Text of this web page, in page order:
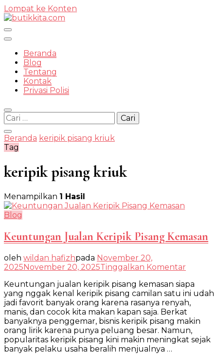
Lompat ke Konten
Beranda
Blog
Tentang
Kontak
Privasi Polisi
Cari
untuk:
Beranda keripik pisang kriuk
Tag
keripik pisang kriuk
Menampilkan 1 Hasil
Blog
Keuntungan Jualan Keripik Pisang Kemasan
oleh wildan hafizhpada November 20,
2025November 20, 2025Tinggalkan Komentar
Jualan
Keripik
Pisang
Keuntungan jualan keripik pisang kemasan siapa
yang nggak kenal keripik pisang camilan satu ini udah
jadi favorit banyak orang karena rasanya renyah,
manis, dan cocok kita makan kapan saja. Berkat
banyaknya penggemar, bisnis keripik pisang makin
orang lirik karena punya peluang besar. Namun,
popularitas keripik pisang kini makin meningkat sejak
banyak pelaku usaha beralih menjualnya …